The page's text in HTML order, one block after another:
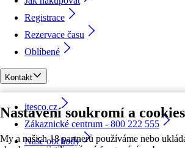
Nastavení soukromí a cookies
My a našich 18 partnerů používáme nebo
Registrace
Rezervace času
Oblíbené
Kontakt
itesco.cz
Zákaznické centrum - 800 222 555
Naše obchody